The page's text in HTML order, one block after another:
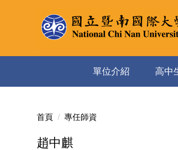
內
單位介紹 高中
首頁 專任師資
趙中麒